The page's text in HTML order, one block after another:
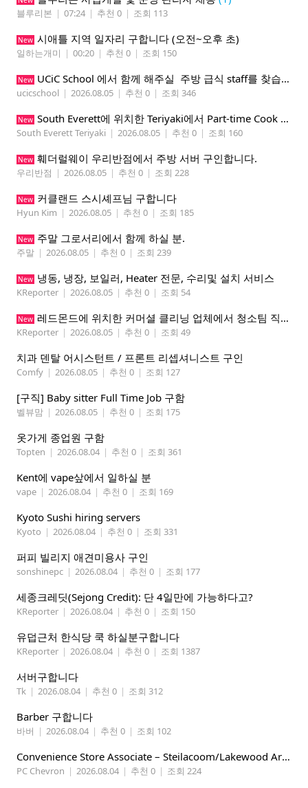
블루리본 | 07:24 | 추천 0 | 조회 113
New 시애틀 지역 일자리 구합니다 (오전~오후 초)
일하는개미 | 00:20 | 추천 0 | 조회 150
New UCiC School 에서 함께 해주실 주방 급식 staff를 찾습니다.
ucicschool | 2026.08.05 | 추천 0 | 조회 346
New South Everett에 위치한 Teriyaki에서 Part-time Cook Helper 구합니다. Mon-Sat, 4:00 pm-8:30 pm
South Everett Teriyaki | 2026.08.05 | 추천 0 | 조회 160
New 훼더럴웨이 우리반점에서 주방 서버 구인합니다.
우리반점 | 2026.08.05 | 추천 0 | 조회 228
New 커클랜드 스시셰프님 구합니다
Hyun Kim | 2026.08.05 | 추천 0 | 조회 185
New 주말 그로서리에서 함께 하실 분.
주말 | 2026.08.05 | 추천 0 | 조회 239
New 냉동, 냉장, 보일러, Heater 전문, 수리및 설치 서비스
KReporter | 2026.08.05 | 추천 0 | 조회 54
New 레드몬드에 위치한 커머셜 클리닝 업체에서 청소팀 직원을 모집합니다.
KReporter | 2026.08.05 | 추천 0 | 조회 49
치과 덴탈 어시스턴트 / 프론트 리셉셔니스트 구인
Comfy | 2026.08.05 | 추천 0 | 조회 127
[구직] Baby sitter Full Time Job 구함
벨뷰맘 | 2026.08.05 | 추천 0 | 조회 175
옷가게 종업원 구함
Topten | 2026.08.04 | 추천 0 | 조회 361
Kent에 vape샆에서 일하실 분
vape | 2026.08.04 | 추천 0 | 조회 169
Kyoto Sushi hiring servers
Kyoto | 2026.08.04 | 추천 0 | 조회 331
퍼피 빌리지 애견미용사 구인
sonshinepc | 2026.08.04 | 추천 0 | 조회 177
세종크레딧(Sejong Credit): 단 4일만에 가능하다고?
KReporter | 2026.08.04 | 추천 0 | 조회 150
유덥근처 한식당 쿡 하실분구합니다
KReporter | 2026.08.04 | 추천 0 | 조회 1387
서버구합니다
Tk | 2026.08.04 | 추천 0 | 조회 312
Barber 구합니다
바버 | 2026.08.04 | 추천 0 | 조회 102
Convenience Store Associate – Steilacoom/Lakewood Area, $19 -$21/hr
PC Chevron | 2026.08.04 | 추천 0 | 조회 224